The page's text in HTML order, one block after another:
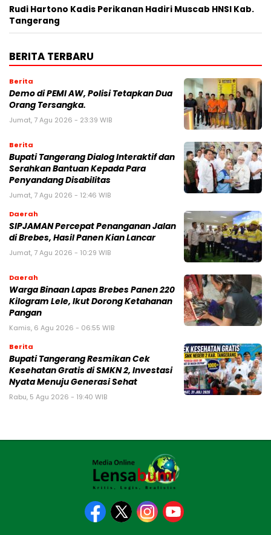
Rudi Hartono Kadis Perikanan Hadiri Muscab HNSI Kab.
Tangerang
BERITA TERBARU
Berita
Demo di PEMI AW, Polisi Tetapkan Dua
Orang Tersangka.
Jumat, 7 Agu 2026 - 23:39 WIB
Berita
Bupati Tangerang Dialog Interaktif dan
Serahkan Bantuan Kepada Para
Penyandang Disabilitas
Jumat, 7 Agu 2026 - 12:46 WIB
Daerah
SIPJAMAN Percepat Penanganan Jalan
di Brebes, Hasil Panen Kian Lancar
Jumat, 7 Agu 2026 - 10:29 WIB
Daerah
Warga Binaan Lapas Brebes Panen 220
Kilogram Lele, Ikut Dorong Ketahanan
Pangan
Kamis, 6 Agu 2026 - 06:55 WIB
Berita
‎Bupati Tangerang Resmikan Cek
Kesehatan Gratis di SMKN 2, Investasi
Nyata Menuju Generasi Sehat
Rabu, 5 Agu 2026 - 19:40 WIB